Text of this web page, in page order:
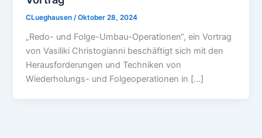
CLueghausen/Oktober 28, 2024
„Redo- und Folge-Umbau-Operationen“, ein Vortrag
von Vasiliki Christogianni beschäftigt sich mit den
Herausforderungen und Techniken von
Wiederholungs- und Folgeoperationen in […]